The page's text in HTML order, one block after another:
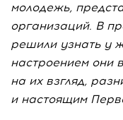
молодежь,
организаций. В
решили узнать у
настроением они
на их взгляд,
и настоящим